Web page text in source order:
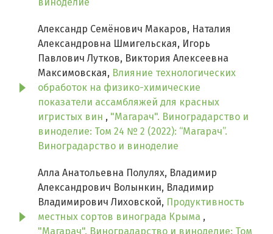
виноделие
Александр Семёнович Макаров, Наталия
Александровна Шмигельская, Игорь
Павлович Лутков, Виктория Алексеевна
Максимовская, Влияние технологических
обработок на физико-химические
показатели ассамбляжей для красных
игристых вин , "Магарач". Виноградарство и
виноделие: Том 24 № 2 (2022): “Магарач”.
Виноградарство и виноделие
Алла Анатольевна Полулях, Владимир
Александрович Волынкин, Владимир
Владимирович Лиховской, Продуктивность
местных сортов винограда Крыма ,
"Магарач". Виноградарство и виноделие: Том